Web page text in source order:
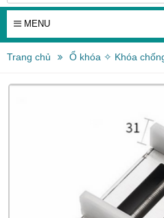
MENU
Trang chủ Ổ khóa ✧ Khóa